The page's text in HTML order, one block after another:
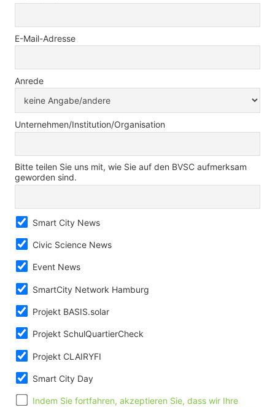
E-Mail-Adresse
Anrede
Unternehmen/Institution/Organisation
Bitte teilen Sie uns mit, wie Sie auf den BVSC aufmerksam
geworden sind.
Smart City News
Civic Science News
Event News
SmartCity Network Hamburg
Projekt BASIS.solar
Projekt SchulQuartierCheck
Projekt CLAIRYFI
Smart City Day
Indem Sie fortfahren, akzeptieren Sie, dass wir Ihre